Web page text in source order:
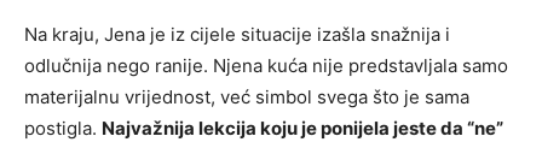
Na kraju, Jena je iz cijele situacije izašla snažnija i
odlučnija nego ranije. Njena kuća nije predstavljala samo
materijalnu vrijednost, već simbol svega što je sama
postigla. Najvažnija lekcija koju je ponijela jeste da “ne”